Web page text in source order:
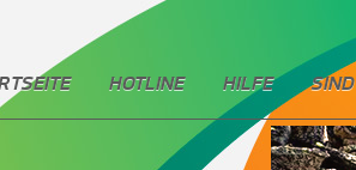
HOTLINE HILFE